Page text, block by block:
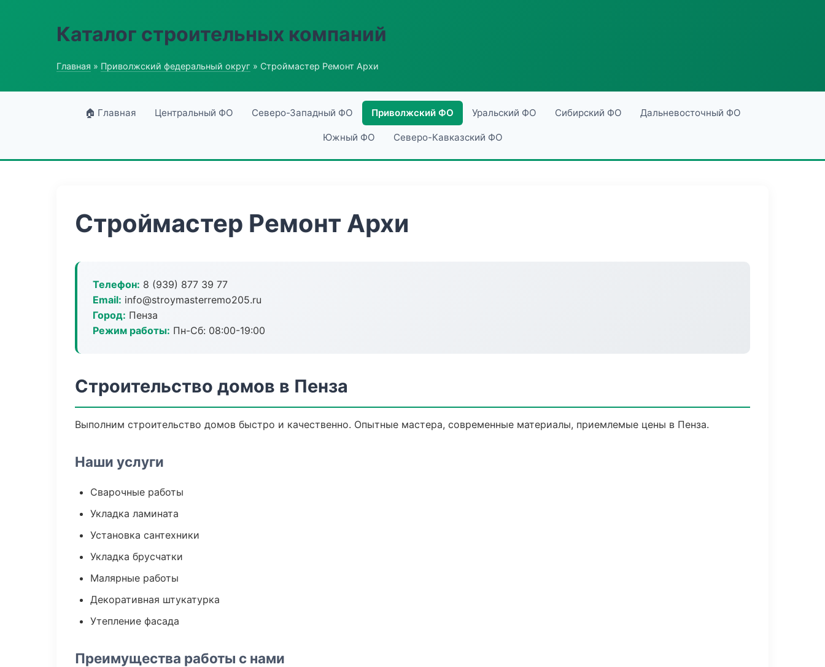
Каталог строительных компаний
Главная » Приволжский федеральный округ » Строймастер Ремонт Архи
🏠 Главная Центральный ФО Северо-Западный ФО Приволжский ФО Уральский ФО Сибирский ФО Дальневосточный ФО
Южный ФО Северо-Кавказский ФО
Строймастер Ремонт Архи
Телефон: 8 (939) 877 39 77
Email: info@stroymasterremo205.ru
Город: Пенза
Режим работы: Пн-Сб: 08:00-19:00
Строительство домов в Пенза
Выполним строительство домов быстро и качественно. Опытные мастера, современные материалы, приемлемые цены в Пенза.
Наши услуги
Сварочные работы
Укладка ламината
Установка сантехники
Укладка брусчатки
Малярные работы
Декоративная штукатурка
Утепление фасада
Преимущества работы с нами